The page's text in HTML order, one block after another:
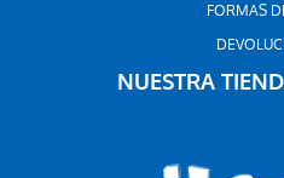
FORMAS
NUESTRA